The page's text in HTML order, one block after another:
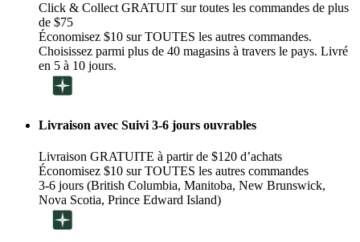
Click & Collect GRATUIT sur toutes les commandes de plus
de $75
Économisez $10 sur TOUTES les autres commandes.
Choisissez parmi plus de 40 magasins à travers le pays. Livré
en 5 à 10 jours.
Livraison avec Suivi 3-6 jours ouvrables
Livraison GRATUITE à partir de $120 d’achats
Économisez $10 sur TOUTES les autres commandes
3-6 jours (British Columbia, Manitoba, New Brunswick,
Nova Scotia, Prince Edward Island)